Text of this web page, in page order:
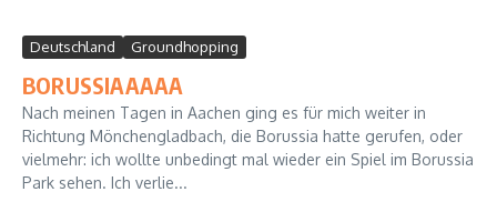
Deutschland Groundhopping
BORUSSIAAAAA
Nach meinen Tagen in Aachen ging es für mich weiter in
Richtung Mönchengladbach, die Borussia hatte gerufen, oder
vielmehr: ich wollte unbedingt mal wieder ein Spiel im Borussia
Park sehen. Ich verlie...